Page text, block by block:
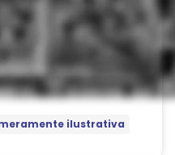
ilustrativa